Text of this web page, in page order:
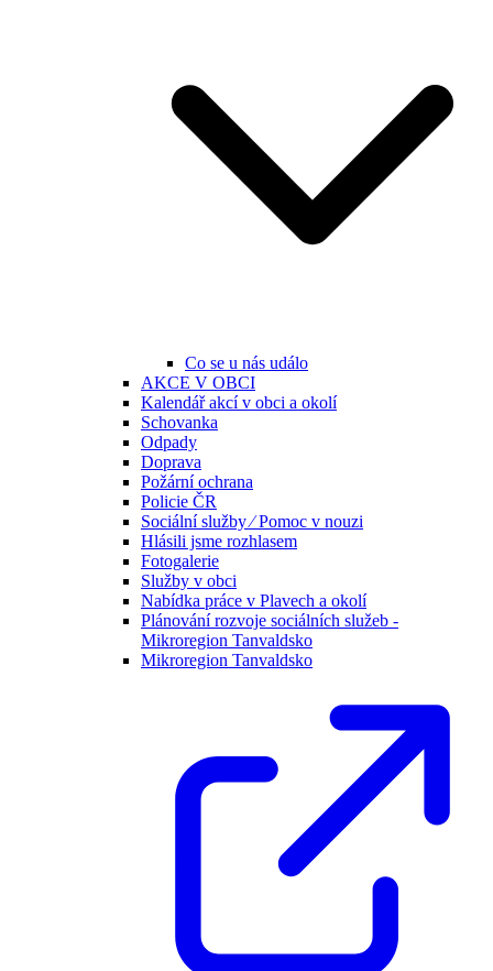
Co se u nás událo
AKCE V OBCI
Kalendář akcí v obci a okolí
Schovanka
Odpady
Doprava
Požární ochrana
Policie ČR
Sociální služby ⁄ Pomoc v nouzi
Hlásili jsme rozhlasem
Fotogalerie
Služby v obci
Nabídka práce v Plavech a okolí
Plánování rozvoje sociálních služeb -
Mikroregion Tanvaldsko
Mikroregion Tanvaldsko